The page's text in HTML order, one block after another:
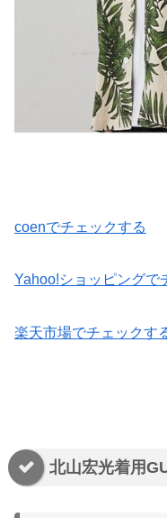
coenでチェックする
Yahoo!ショッピングで
楽天市場でチェックす
北山宏光着用